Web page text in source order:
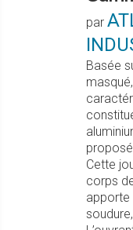
par
Basée
Cette
corps
apporte